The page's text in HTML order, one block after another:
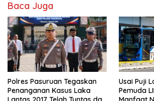
Baca Juga
Polres Pasuruan Tegaskan
Penanganan Kasus Laka
Usai Puji
Pemuda